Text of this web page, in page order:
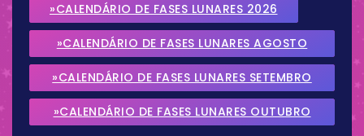
»CALENDÁRIO DE FASES LUNARES 2026
»CALENDÁRIO DE FASES LUNARES AGOSTO
2026
»CALENDÁRIO DE FASES LUNARES SETEMBRO
2026
»CALENDÁRIO DE FASES LUNARES OUTUBRO